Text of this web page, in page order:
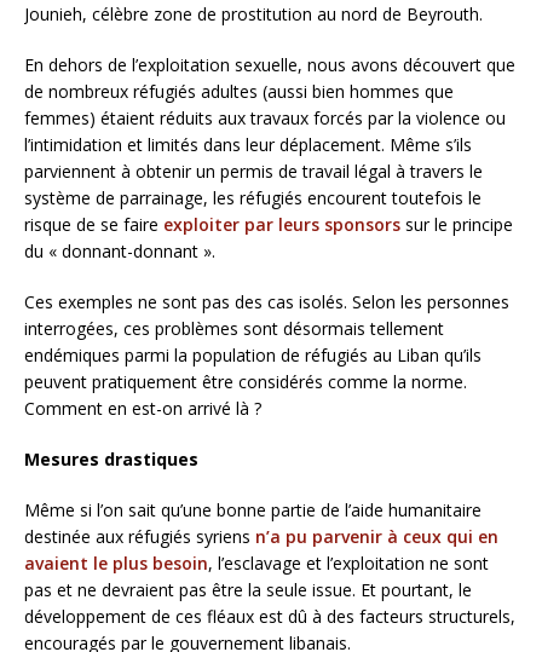
Jounieh, célèbre zone de prostitution au nord de Beyrouth.
En dehors de l’exploitation sexuelle, nous avons découvert que
de nombreux réfugiés adultes (aussi bien hommes que
femmes) étaient réduits aux travaux forcés par la violence ou
l’intimidation et limités dans leur déplacement. Même s’ils
parviennent à obtenir un permis de travail légal à travers le
système de parrainage, les réfugiés encourent toutefois le
risque de se faire exploiter par leurs sponsors sur le principe
du « donnant-donnant ».
Ces exemples ne sont pas des cas isolés. Selon les personnes
interrogées, ces problèmes sont désormais tellement
endémiques parmi la population de réfugiés au Liban qu’ils
peuvent pratiquement être considérés comme la norme.
Comment en est-on arrivé là ?
Mesures drastiques
Même si l’on sait qu’une bonne partie de l’aide humanitaire
destinée aux réfugiés syriens n’a pu parvenir à ceux qui en
avaient le plus besoin, l’esclavage et l’exploitation ne sont
pas et ne devraient pas être la seule issue. Et pourtant, le
développement de ces fléaux est dû à des facteurs structurels,
encouragés par le gouvernement libanais.